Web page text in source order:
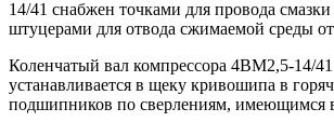
14/41 снабжен точками для провода
штуцерами для отвода сжимаемой среды
Коленчатый вал компрессора 4ВМ2,5-14/
устанавливается в щеку кривошипа в
подшипников по сверлениям, имеющимся